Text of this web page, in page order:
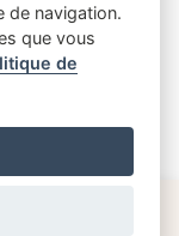
de navigation.
que vous
de